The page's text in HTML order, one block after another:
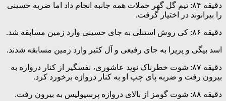
دقیقه ۸۴: تیم گل گهر حملات همه جانبه انجام داد اما ضربه حسینی
را بیرانوند در اختیار گرفت.
دقیقه ۸۶: کی روش استنلی به جای حسینی وارد زمین مسابقه شد.
اسد بیگی و پریرا به جای رفیعی و آل کثیر وارد زمین مسابقه شدند.
دقیقه ۸۷: شوت خطرناک نوید عاشوری، نفسگیر از کنار دروازه به
بیرون رفت و ضربه پای چپ او به کنار دروازه برخورد کرد.
دقیقه ۸۸: شوت گومز از بالای دروازه پرسپولیس به بیرون رفت.